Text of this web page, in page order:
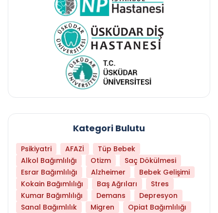
Kategori Bulutu
Psikiyatri AFAZİ
Tüp Bebek
Alkol Bağımlılığı
Otizm
Saç Dökülmesi
Esrar Bağımlılığı
Alzheimer
Bebek Gelişimi
Kokain Bağımlılığı
Baş Ağrıları
Stres
Kumar Bağımlılığı
Demans
Depresyon
Sanal Bağımlılık
Migren
Opiat Bağımlılığı